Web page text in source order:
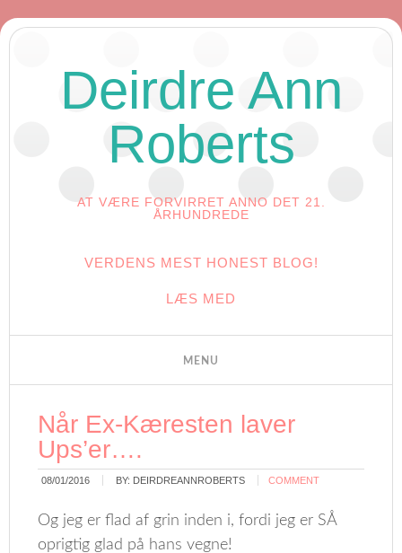
Deirdre Ann
Roberts
AT VÆRE FORVIRRET ANNO DET 21.
ÅRHUNDREDE
VERDENS MEST HONEST BLOG!
LÆS MED
Når Ex-Kæresten laver
Ups’er….
08/01/2016 BY: DEIRDREANNROBERTS COMMENT
Og jeg er flad af grin inden i, fordi jeg er SÅ
oprigtig glad på hans vegne!